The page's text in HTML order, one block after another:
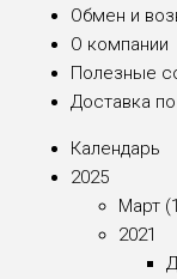
Обмен и
О компании
Полезные
Доставка
Календарь
2025
Март
2021